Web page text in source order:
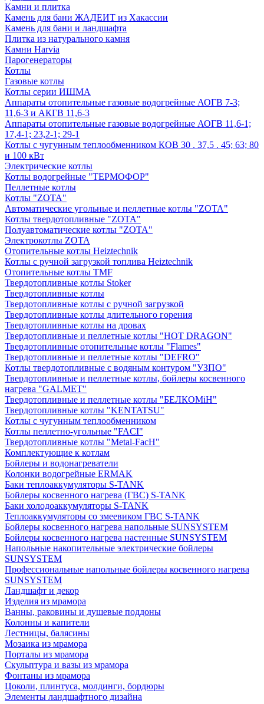
Камни и плитка
Камень для бани ЖАДЕИТ из Хакассии
Камень для бани и ландшафта
Плитка из натурального камня
Камни Harvia
Парогенераторы
Котлы
Газовые котлы
Котлы серии ИШМА
Аппараты отопительные газовые водогрейные АОГВ 7-3;
11,6-3 и АКГВ 11,6-3
Аппараты отопительные газовые водогрейные АОГВ 11,6-1;
17,4-1; 23,2-1; 29-1
Котлы с чугунным теплообменником КОВ 30 . 37,5 . 45; 63; 80
и 100 кВт
Электрические котлы
Котлы водогрейные "ТЕРМОФОР"
Пеллетные котлы
Котлы "ZOTA"
Автоматические угольные и пеллетные котлы "ZOTA"
Котлы твердотопливные "ZOTA"
Полуавтоматические котлы "ZOTA"
Электрокотлы ZOTA
Отопительные котлы Heiztechnik
Котлы с ручной загрузкой топлива Heiztechnik
Отопительные котлы TMF
Твердотопливные котлы Stoker
Твердотопливные котлы
Твердотопливные котлы с ручной загрузкой
Твердотопливные котлы длительного горения
Твердотопливные котлы на дровах
Твердотопливные и пеллетные котлы "HOT DRAGON"
Твердотопливные отопительные котлы "Flames"
Твердотопливные и пеллетные котлы "DEFRO"
Котлы твердотопливные с водяным контуром "УЗПО"
Твердотопливные и пеллетные котлы, бойлеры косвенного
нагрева "GALMET"
Твердотопливные и пеллетные котлы "БЕЛКОМiН"
Твердотопливные котлы "KENTATSU"
Котлы с чугунным теплообменником
Котлы пеллетно-угольные "FACI"
Твердотопливные котлы "Metal-FacH"
Комплектующие к котлам
Бойлеры и водонагреватели
Колонки водогрейные ERMAK
Баки теплоаккумуляторы S-TANK
Бойлеры косвенного нагрева (ГВС) S-TANK
Баки холодоаккумуляторы S-TANK
Теплоаккумуляторы со змеевиком ГВС S-TANK
Бойлеры косвенного нагрева напольные SUNSYSTEM
Бойлеры косвенного нагрева настенные SUNSYSTEM
Напольные накопительные электрические бойлеры
SUNSYSTEM
Профессиональные напольные бойлеры косвенного нагрева
SUNSYSTEM
Ландшафт и декор
Изделия из мрамора
Ванны, раковины и душевые поддоны
Колонны и капители
Лестницы, балясины
Мозаика из мрамора
Порталы из мрамора
Скульптура и вазы из мрамора
Фонтаны из мрамора
Цоколи, плинтуса, молдинги, бордюры
Элементы ландшафтного дизайна